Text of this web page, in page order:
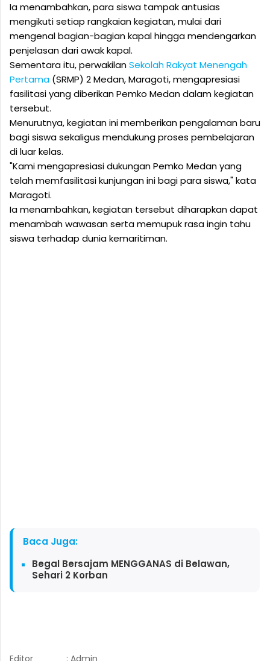
Ia menambahkan, para siswa tampak antusias
mengikuti setiap rangkaian kegiatan, mulai dari
mengenal bagian-bagian kapal hingga mendengarkan
penjelasan dari awak kapal.
Sementara itu, perwakilanSekolah Rakyat Menengah
Pertama (SRMP) 2 Medan, Maragoti, mengapresiasi
fasilitasi yang diberikan Pemko Medan dalam kegiatan
tersebut.
Menurutnya, kegiatan ini memberikan pengalaman baru
bagi siswa sekaligus mendukung proses pembelajaran
di luar kelas.
"Kami mengapresiasi dukungan Pemko Medan yang
telah memfasilitasi kunjungan ini bagi para siswa," kata
Maragoti.
Ia menambahkan, kegiatan tersebut diharapkan dapat
menambah wawasan serta memupuk rasa ingin tahu
siswa terhadap dunia kemaritiman.
Baca Juga:
Begal Bersajam MENGGANAS di Belawan,
Sehari 2 Korban